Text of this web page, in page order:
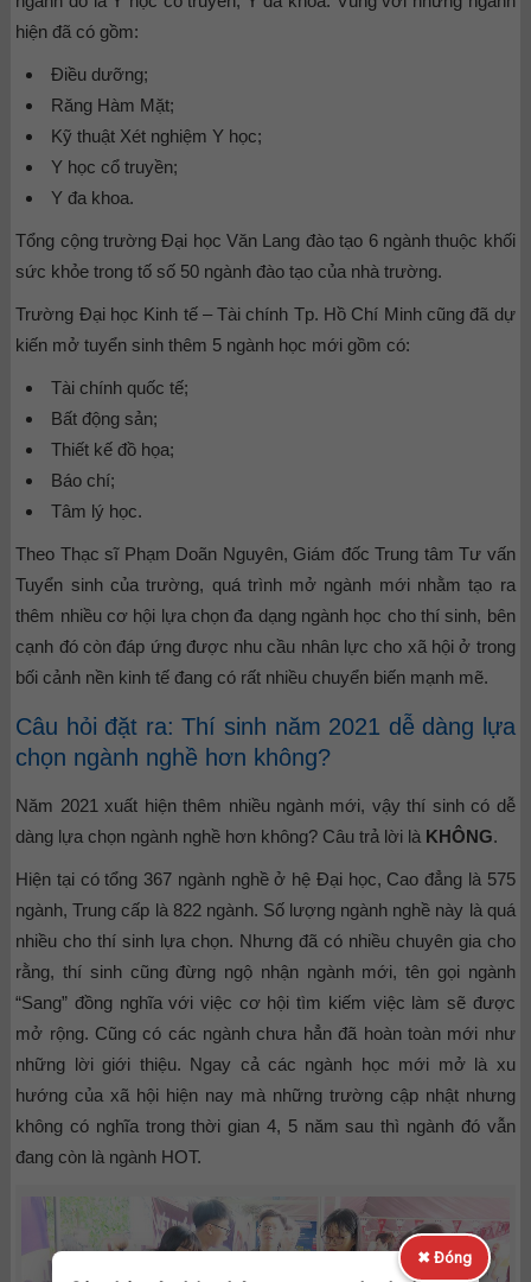
hiện đã có gồm:
Điều dưỡng;
Răng Hàm Mặt;
Kỹ thuật Xét nghiệm Y học;
Y học cổ truyền;
Y đa khoa.
Tổng cộng trường Đại học Văn Lang đào tạo 6 ngành thuộc khối
sức khỏe trong tố số 50 ngành đào tạo của nhà trường.
Trường Đại học Kinh tế – Tài chính Tp. Hồ Chí Minh cũng đã dự
kiến mở tuyển sinh thêm 5 ngành học mới gồm có:
Tài chính quốc tế;
Bất động sản;
Thiết kế đồ họa;
Báo chí;
Tâm lý học.
Theo Thạc sĩ Phạm Doãn Nguyên, Giám đốc Trung tâm Tư vấn
Tuyển sinh của trường, quá trình mở ngành mới nhằm tạo ra
thêm nhiều cơ hội lựa chọn đa dạng ngành học cho thí sinh, bên
cạnh đó còn đáp ứng được nhu cầu nhân lực cho xã hội ở trong
bối cảnh nền kinh tế đang có rất nhiều chuyển biến mạnh mẽ.
Câu hỏi đặt ra: Thí sinh năm 2021 dễ dàng lựa
chọn ngành nghề hơn không?
Năm 2021 xuất hiện thêm nhiều ngành mới, vậy thí sinh có dễ
dàng lựa chọn ngành nghề hơn không? Câu trả lời là KHÔNG.
Hiện tại có tổng 367 ngành nghề ở hệ Đại học, Cao đẳng là 575
ngành, Trung cấp là 822 ngành. Số lượng ngành nghề này là quá
nhiều cho thí sinh lựa chọn. Nhưng đã có nhiều chuyên gia cho
rằng, thí sinh cũng đừng ngộ nhận ngành mới, tên gọi ngành
“Sang” đồng nghĩa với việc cơ hội tìm kiếm việc làm sẽ được
mở rộng. Cũng có các ngành chưa hẳn đã hoàn toàn mới như
những lời giới thiệu. Ngay cả các ngành học mới mở là xu
hướng của xã hội hiện nay mà những trường cập nhật nhưng
không có nghĩa trong thời gian 4, 5 năm sau thì ngành đó vẫn
đang còn là ngành HOT.
✖ Đóng